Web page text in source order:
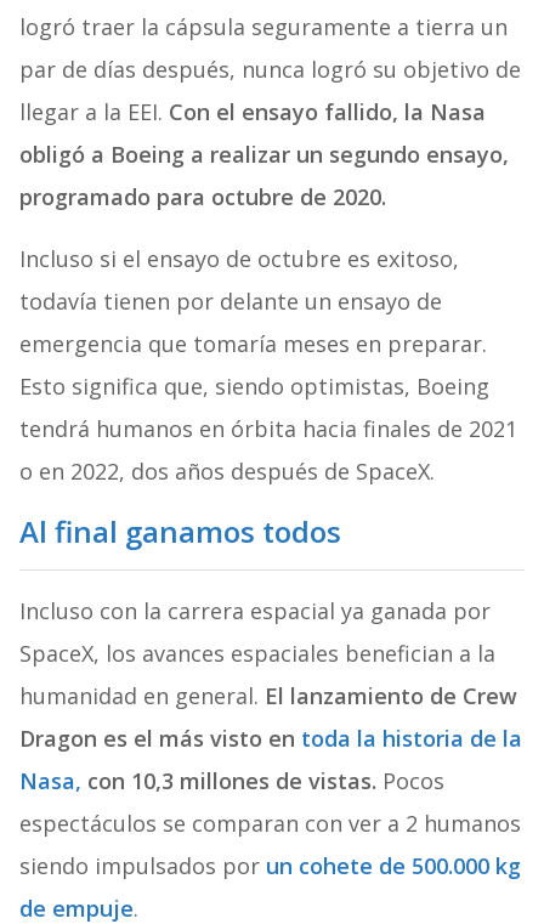
logró traer la cápsula seguramente a tierra un
par de días después, nunca logró su objetivo de
llegar a la EEI. Con el ensayo fallido, la Nasa
obligó a Boeing a realizar un segundo ensayo,
programado para octubre de 2020.
Incluso si el ensayo de octubre es exitoso,
todavía tienen por delante un ensayo de
emergencia que tomaría meses en preparar.
Esto significa que, siendo optimistas, Boeing
tendrá humanos en órbita hacia finales de 2021
o en 2022, dos años después de SpaceX.
Al final ganamos todos
Incluso con la carrera espacial ya ganada por
SpaceX, los avances espaciales benefician a la
humanidad en general. El lanzamiento de Crew
Dragon es el más visto en toda la historia de la
Nasa, con 10,3 millones de vistas. Pocos
espectáculos se comparan con ver a 2 humanos
siendo impulsados por un cohete de 500.000 kg
de empuje.